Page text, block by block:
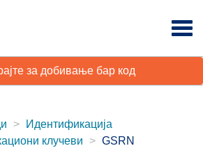
за добивање бар код
Идентификација
клучеви
GSRN